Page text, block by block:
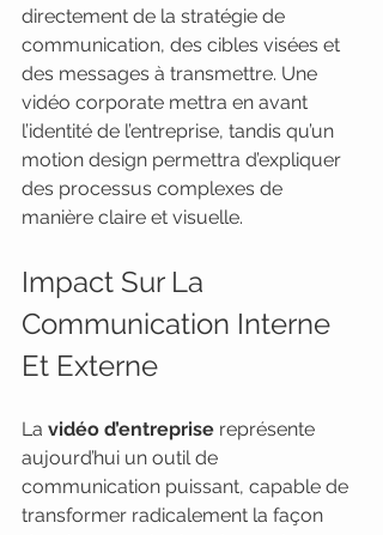
directement de la stratégie de
communication, des cibles visées et
des messages à transmettre. Une
vidéo corporate mettra en avant
l’identité de l’entreprise, tandis qu’un
motion design permettra d’expliquer
des processus complexes de
manière claire et visuelle.
Impact Sur La
Communication Interne
Et Externe
La vidéo d’entreprise représente
aujourd’hui un outil de
communication puissant, capable de
transformer radicalement la façon